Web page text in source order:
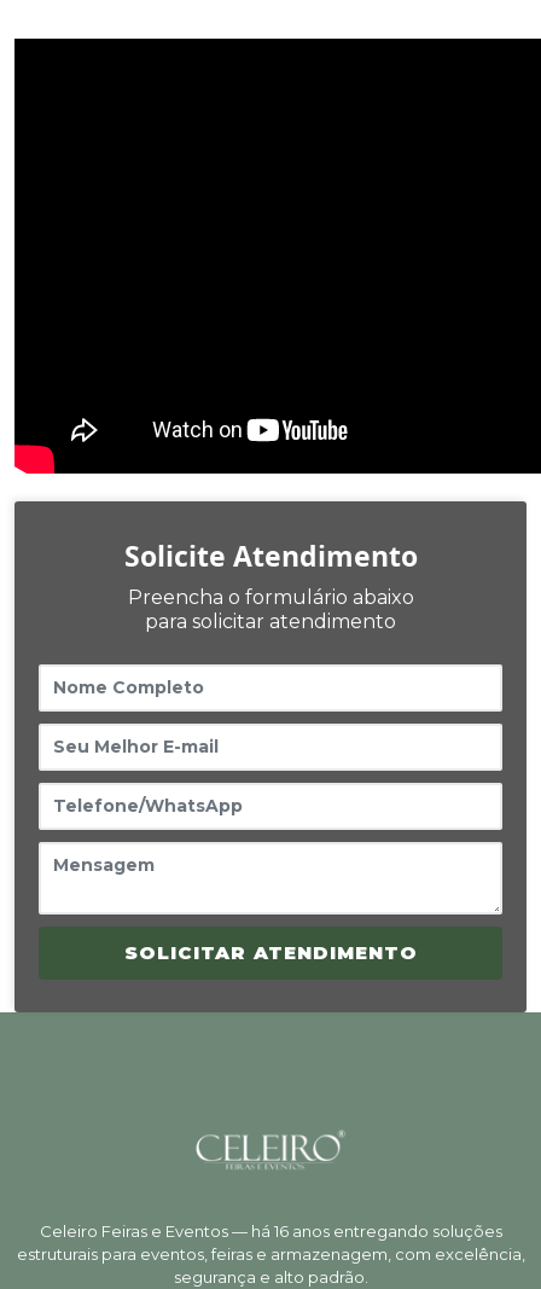
Solicite Atendimento
Preencha o formulário abaixo
para solicitar atendimento
SOLICITAR ATENDIMENTO
Celeiro Feiras e Eventos — há 16 anos entregando soluções
estruturais para eventos, feiras e armazenagem, com excelência,
segurança e alto padrão.